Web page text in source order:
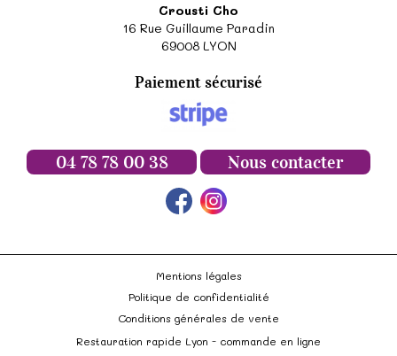
Crousti Cho
16 Rue Guillaume Paradin
69008 LYON
Paiement sécurisé
04 78 78 00 38 Nous contacter
Mentions légales
Politique de confidentialité
Conditions générales de vente
Restauration rapide Lyon - commande en ligne